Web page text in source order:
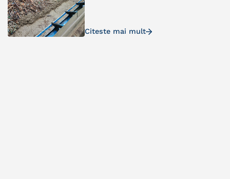
Citeste mai mult